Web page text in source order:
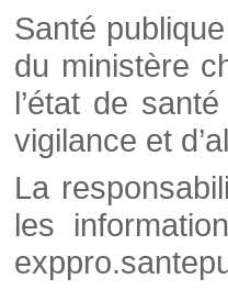
Santé
du ministère
l’état de
vigilance et
La
les